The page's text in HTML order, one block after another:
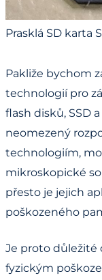
Prasklá SD karta
Pakliže bychom
technologií pro
flash disků, SSD
neomezený
technologiím,
mikroskopické
přesto je jejich
poškozeného
Je proto důležité
fyzickým